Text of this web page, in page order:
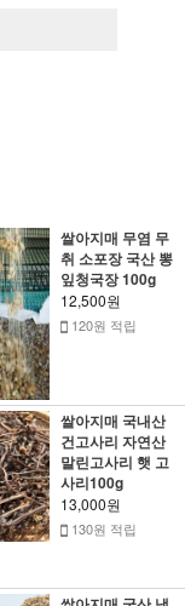
쌀아지매 무염 무
취 소포장 국산 뽕
잎청국장 100g
12,500원
120원 적립
쌀아지매 국내산
건고사리 자연산
말린고사리 햇 고
사리100g
13,000원
130원 적립